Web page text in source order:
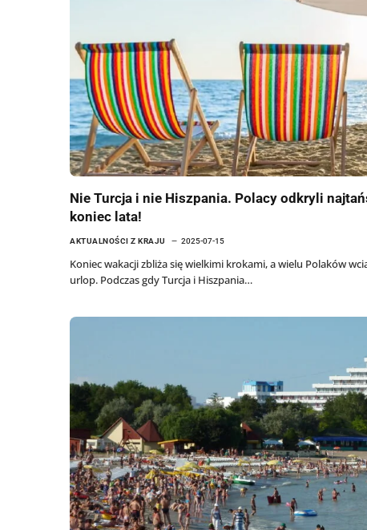
Nie Turcja i nie Hiszpania. Polacy odkryli
koniec lata!
AKTUALNOŚCI Z KRAJU 2025-07-15
Koniec wakacji zbliża się wielkimi krokami, a wielu Polaków
urlop. Podczas gdy Turcja i Hiszpania…